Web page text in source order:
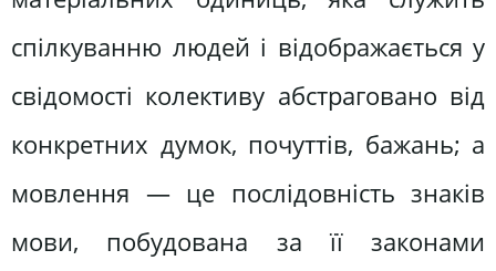
спілкуванню людей і відображається у
свідомості колективу абстраговано від
конкретних думок, почуттів, бажань; а
мовлення — це послідовність знаків
мови, побудована за її законами